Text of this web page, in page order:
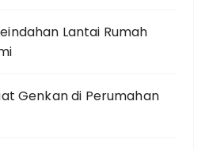
Lantai Rumah
Genkan di Perumahan